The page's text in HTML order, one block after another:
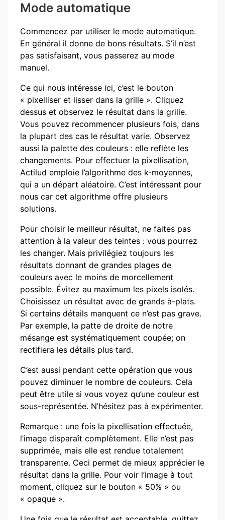
Mode automatique
Commencez par utiliser le mode automatique.
En général il donne de bons résultats. S’il n’est
pas satisfaisant, vous passerez au mode
manuel.
Ce qui nous intéresse ici, c’est le bouton
« pixelliser et lisser dans la grille ». Cliquez
dessus et observez le résultat dans la grille.
Vous pouvez recommencer plusieurs fois, dans
la plupart des cas le résultat varie. Observez
aussi la palette des couleurs : elle reflète les
changements. Pour effectuer la pixellisation,
Actilud emploie l’algorithme des k-moyennes,
qui a un départ aléatoire. C’est intéressant pour
nous car cet algorithme offre plusieurs
solutions.
Pour choisir le meilleur résultat, ne faites pas
attention à la valeur des teintes : vous pourrez
les changer. Mais privilégiez toujours les
résultats donnant de grandes plages de
couleurs avec le moins de morcellement
possible. Évitez au maximum les pixels isolés.
Choisissez un résultat avec de grands à-plats.
Si certains détails manquent ce n’est pas grave.
Par exemple, la patte de droite de notre
mésange est systématiquement coupée; on
rectifiera les détails plus tard.
C’est aussi pendant cette opération que vous
pouvez diminuer le nombre de couleurs. Cela
peut être utile si vous voyez qu’une couleur est
sous-représentée. N’hésitez pas à expérimenter.
Remarque : une fois la pixellisation effectuée,
l’image disparaît complètement. Elle n’est pas
supprimée, mais elle est rendue totalement
transparente. Ceci permet de mieux apprécier le
résultat dans la grille. Pour voir l’image à tout
moment, cliquez sur le bouton « 50% » ou
« opaque ».